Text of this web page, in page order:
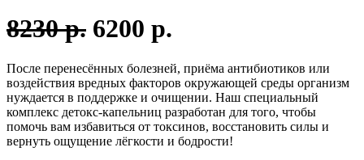
8230 р. 6200 р.
После перенесённых болезней, приёма антибиотиков или
воздействия вредных факторов окружающей среды организм
нуждается в поддержке и очищении. Наш специальный
комплекс детокс-капельниц разработан для того, чтобы
помочь вам избавиться от токсинов, восстановить силы и
вернуть ощущение лёгкости и бодрости!